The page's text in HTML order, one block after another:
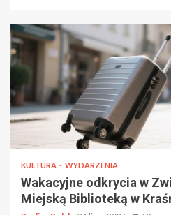
KULTURA WYDARZENIA
Wakacyjne odkrycia w
Miejską Biblioteką w